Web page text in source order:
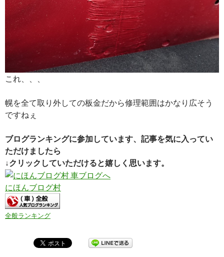
これ、、、
幌を全て取り外しての板金だから修理範囲はかなり広そう
ですねぇ
ブログランキングに参加しています、記事を気に入ってい
ただけましたら
↓クリックしていただけると嬉しく思います。
にほんブログ村
全般ランキング